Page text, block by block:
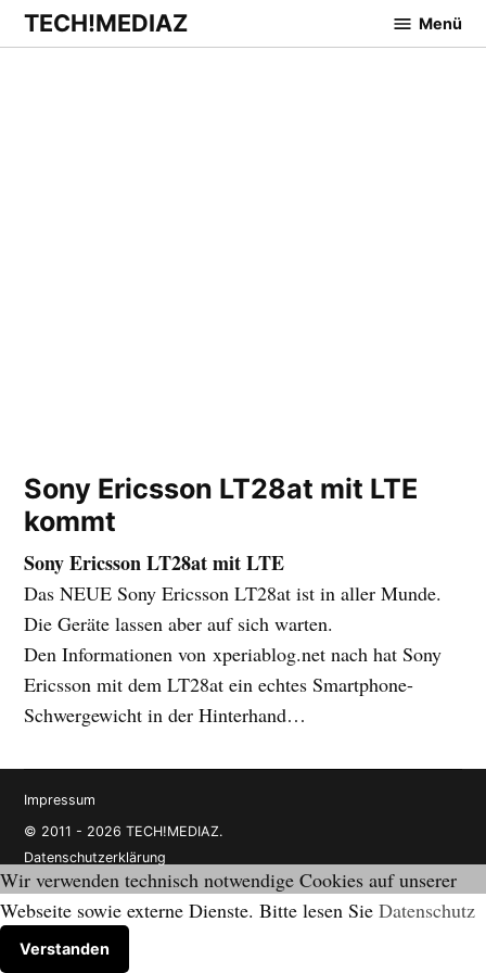
Zum
Inhalt
TECH!MEDIAZ Menü
Sony Ericsson LT28at mit LTE
kommt
Sony Ericsson LT28at mit LTE
Das NEUE Sony Ericsson LT28at ist in aller Munde.
Die Geräte lassen aber auf sich warten.
Den Informationen von xperiablog.net nach hat Sony
Ericsson mit dem LT28at ein echtes Smartphone-
Schwergewicht in der Hinterhand…
Impressum
© 2011 - 2026 TECH!MEDIAZ.
Datenschutzerklärung
Wir verwenden technisch notwendige Cookies auf unserer
Webseite sowie externe Dienste. Bitte lesen Sie Datenschutz
Verstanden